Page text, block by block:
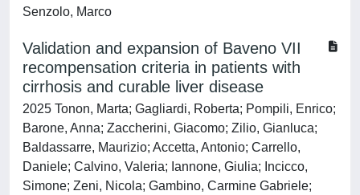
Senzolo, Marco
Validation and expansion of Baveno VII
recompensation criteria in patients with
cirrhosis and curable liver disease
2025 Tonon, Marta; Gagliardi, Roberta; Pompili, Enrico;
Barone, Anna; Zaccherini, Giacomo; Zilio, Gianluca;
Baldassarre, Maurizio; Accetta, Antonio; Carrello,
Daniele; Calvino, Valeria; Iannone, Giulia; Incicco,
Simone; Zeni, Nicola; Gambino, Carmine Gabriele;